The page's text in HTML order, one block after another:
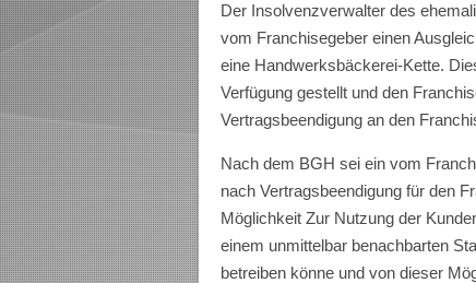
Der Insolvenzverwalter des
vom Franchisegeber einen
eine Handwerksbäckerei-Kette.
Verfügung gestellt und den
Vertragsbeendigung an den
Nach dem BGH sei ein vom
nach Vertragsbeendigung für den
Möglichkeit Zur Nutzung der
einem unmittelbar benachbarten
betreiben könne und von dieser